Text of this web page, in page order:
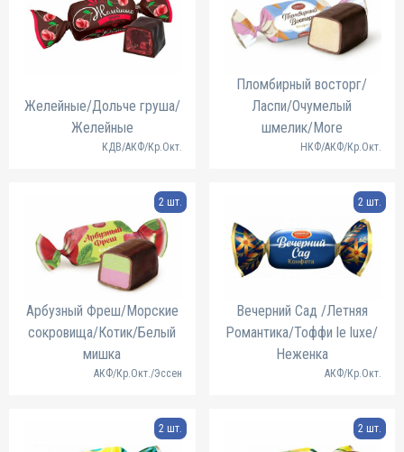
Желейные/Дольче груша/
Желейные
КДВ/АКФ/Кр.Окт.
Пломбирный восторг/
Ласпи/Очумелый
шмелик/More
НКФ/АКФ/Кр.Окт.
Арбузный Фреш/Морские
сокровища/Котик/Белый
мишка
2 шт.
АКФ/Кр.Окт./Эссен
Вечерний Сад /Летняя
Романтика/Тоффи le luxe/
Неженка
2 шт.
АКФ/Кр.Окт.
2 шт. 2 шт.